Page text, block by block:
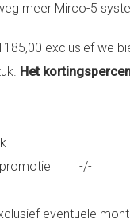
meer Mirco-5
exclusief we
Het
5 per stuk €
promotie
€ 995,00
eventuele